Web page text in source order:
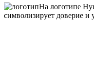
На логотипе
символизирует доверие и